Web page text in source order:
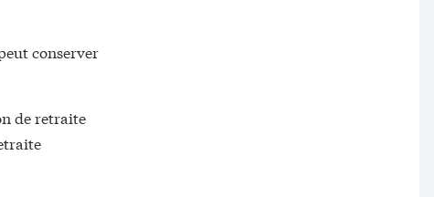
conserver
de retraite